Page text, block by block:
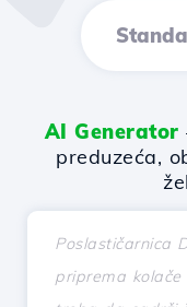
AI Generator
preduzeća,